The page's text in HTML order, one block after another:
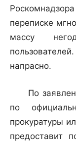
переписке
массу
напрасно.
По
по
прокуратуры
предоставит